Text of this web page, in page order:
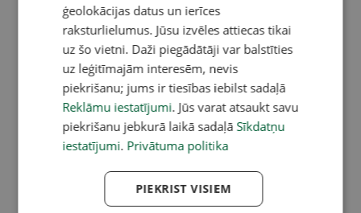
ģeolokācijas datus un ierīces
raksturlielumus. Jūsu izvēles attiecas tikai
uz šo vietni. Daži piegādātāji var balstīties
uz leģitīmajām interesēm, nevis
piekrišanu; jums ir tiesības iebilst sadaļā
Reklāmu iestatījumi. Jūs varat atsaukt savu
piekrišanu jebkurā laikā sadaļā Sīkdatņu
iestatījumi. Privātuma politika
PIEKRIST VISIEM